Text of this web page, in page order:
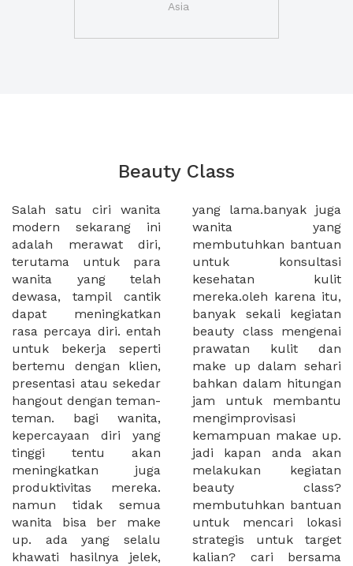
Asia
Beauty Class
Salah satu ciri wanita
modern sekarang ini
adalah merawat diri,
terutama untuk para
wanita yang telah
dewasa, tampil cantik
dapat meningkatkan
rasa percaya diri. entah
untuk bekerja seperti
bertemu dengan klien,
presentasi atau sekedar
hangout dengan teman-
teman. bagi wanita,
kepercayaan diri yang
tinggi tentu akan
meningkatkan juga
produktivitas mereka.
namun tidak semua
wanita bisa ber make
up. ada yang selalu
khawati hasilnya jelek,
yang lama.banyak juga
wanita yang
membutuhkan bantuan
untuk konsultasi
kesehatan kulit
mereka.oleh karena itu,
banyak sekali kegiatan
beauty class mengenai
prawatan kulit dan
make up dalam sehari
bahkan dalam hitungan
jam untuk membantu
mengimprovisasi
kemampuan makae up.
jadi kapan anda akan
melakukan kegiatan
beauty class?
membutuhkan bantuan
untuk mencari lokasi
strategis untuk target
kalian? cari bersama